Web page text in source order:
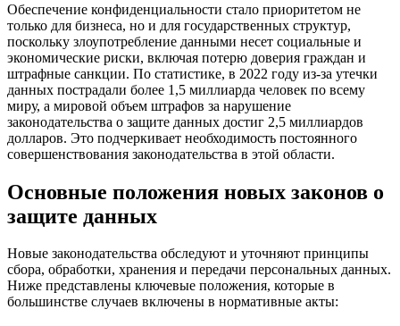
Обеспечение конфиденциальности стало приоритетом не
только для бизнеса, но и для государственных структур,
поскольку злоупотребление данными несет социальные и
экономические риски, включая потерю доверия граждан и
штрафные санкции. По статистике, в 2022 году из-за утечки
данных пострадали более 1,5 миллиарда человек по всему
миру, а мировой объем штрафов за нарушение
законодательства о защите данных достиг 2,5 миллиардов
долларов. Это подчеркивает необходимость постоянного
совершенствования законодательства в этой области.
Основные положения новых законов о
защите данных
Новые законодательства обследуют и уточняют принципы
сбора, обработки, хранения и передачи персональных данных.
Ниже представлены ключевые положения, которые в
большинстве случаев включены в нормативные акты: